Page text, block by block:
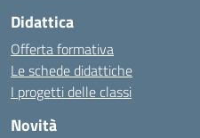
Didattica
Offerta formativa
Le schede didattiche
I progetti delle classi
Novità